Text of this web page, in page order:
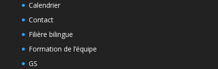
Calendrier
Contact
Filière bilingue
Formation de l’équipe
GS